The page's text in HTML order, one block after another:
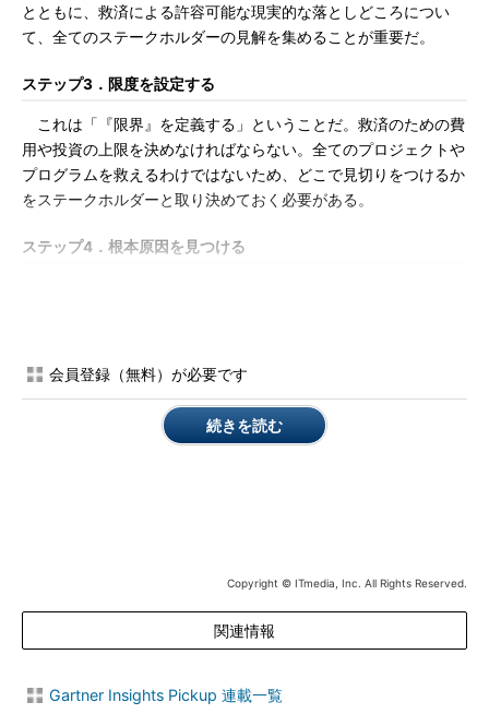
とともに、救済による許容可能な現実的な落としどころについ
て、全てのステークホルダーの見解を集めることが重要だ。
ステップ3．限度を設定する
これは「『限界』を定義する」ということだ。救済のための費
用や投資の上限を決めなければならない。全てのプロジェクトや
プログラムを救えるわけではないため、どこで見切りをつけるか
をステークホルダーと取り決めておく必要がある。
ステップ4．根本原因を見つける
把握が欠けている。問題を掘り下げる質問を繰り返し、詳しい原
因を究明するとよい。こうした質問の1つのテクニックが、リー
ン生産方式などで使われる「5つのなぜ」と呼ばれるものだ。
2つ目の「なぜ」：オルタネーターが機能していない
3つ目の「なぜ」：オルタネーターベルトが切れている
4つ目の「なぜ」：オルタネーターベルトが有効寿命より
5つ目の「なぜ」：車が推奨サービススケジュールに従っ
会員登録（無料）が必要です
続きを読む
Copyright © ITmedia, Inc. All Rights Reserved.
関連情報
Gartner Insights Pickup 連載一覧